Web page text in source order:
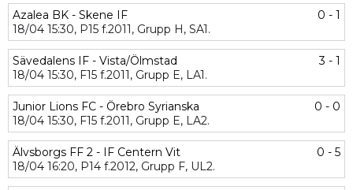
Azalea BK - Skene IF
0 - 1
18/04 15:30, P15 f.2011, Grupp H, SA1.
Sävedalens IF - Vista/Ölmstad
3 - 1
18/04 15:30, F15 f.2011, Grupp E, LA1.
Junior Lions FC - Örebro Syrianska
0 - 0
18/04 15:30, F15 f.2011, Grupp E, LA2.
Älvsborgs FF 2 - IF Centern Vit
0 - 5
18/04 16:20, P14 f.2012, Grupp F, UL2.